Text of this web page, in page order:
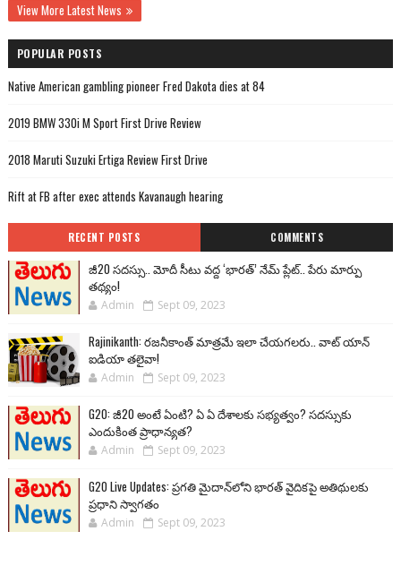
View More Latest News
POPULAR POSTS
Native American gambling pioneer Fred Dakota dies at 84
2019 BMW 330i M Sport First Drive Review
2018 Maruti Suzuki Ertiga Review First Drive
Rift at FB after exec attends Kavanaugh hearing
RECENT POSTS COMMENTS
జీ20 సదస్సు.. మోదీ సీటు వద్ద ‘భారత్’ నేమ్ ప్లేట్‌.. పేరు మార్పు
తథ్యం!
Admin Sept 09, 2023
Rajinikanth: రజనీకాంత్ మాత్రమే ఇలా చేయగలరు.. వాట్ యాన్
ఐడియా తలైవా!
Admin Sept 09, 2023
G20: జీ20 అంటే ఏంటి? ఏ ఏ దేశాలకు సభ్యత్వం? సదస్సుకు
ఎందుకింత ప్రాధాన్యత?
Admin Sept 09, 2023
G20 Live Updates: ప్రగతి మైదాన్‌లోని భారత్ వైదికపై అతిథులకు
ప్రధాని స్వాగతం
Admin Sept 09, 2023